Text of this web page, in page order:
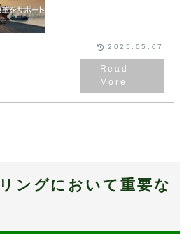
2025.05.07
ングにおいて重要な